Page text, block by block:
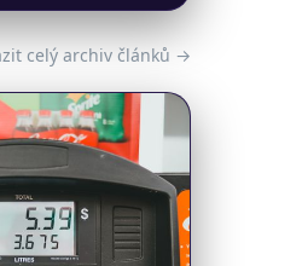
celý archiv článků →